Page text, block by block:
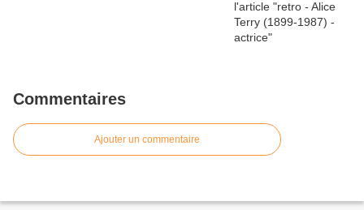
Commentaires
Ajouter un commentaire